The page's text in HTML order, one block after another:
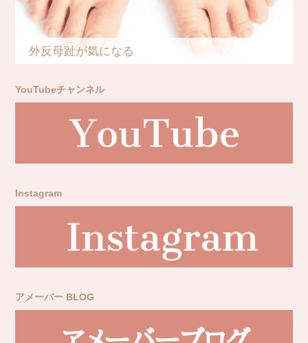
外反母趾が気になる
YouTubeチャンネル
Instagram
アメーバー BLOG